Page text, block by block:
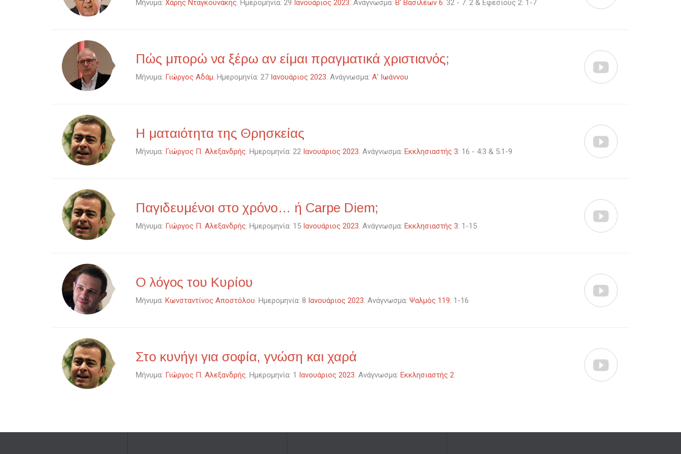
Μήνυμα: Χάρης Νταγκουνάκης. Ημερομηνία: 29 Ιανουάριος 2023. Ανάγνωσμα: Β' Βασιλέων 6: 32 - 7: 2 & Εφεσίους 2: 1-7
Πώς μπορώ να ξέρω αν είμαι πραγματικά χριστιανός;
Μήνυμα: Γιώργος Αδάμ. Ημερομηνία: 27 Ιανουάριος 2023. Ανάγνωσμα: Α' Ιωάννου

Η ματαιότητα της Θρησκείας
Μήνυμα: Γιώργος Π. Αλεξανδρής. Ημερομηνία: 22 Ιανουάριος 2023. Ανάγνωσμα: Εκκλησιαστής 3: 16 - 4:3 & 5:1-9

Παγιδευμένοι στο χρόνο… ή Carpe Diem;
Μήνυμα: Γιώργος Π. Αλεξανδρής. Ημερομηνία: 15 Ιανουάριος 2023. Ανάγνωσμα: Εκκλησιαστής 3: 1-15

Ο λόγος του Κυρίου
Μήνυμα: Κωνσταντίνος Αποστόλου. Ημερομηνία: 8 Ιανουάριος 2023. Ανάγνωσμα: Ψαλμός 119: 1-16

Στο κυνήγι για σοφία, γνώση και χαρά
Μήνυμα: Γιώργος Π. Αλεξανδρής. Ημερομηνία: 1 Ιανουάριος 2023. Ανάγνωσμα: Εκκλησιαστής 2
